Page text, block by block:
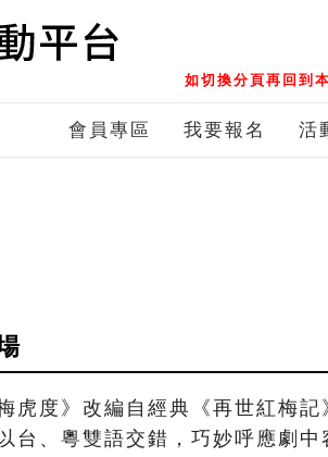
如切換分頁再回到
會員專區 我要報名 活
梅虎度》改編自經典《再世紅梅
台、粵雙語交錯，巧妙呼應劇